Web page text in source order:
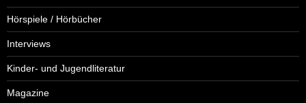
Hörspiele / Hörbücher
Interviews
Kinder- und Jugendliteratur
Magazine